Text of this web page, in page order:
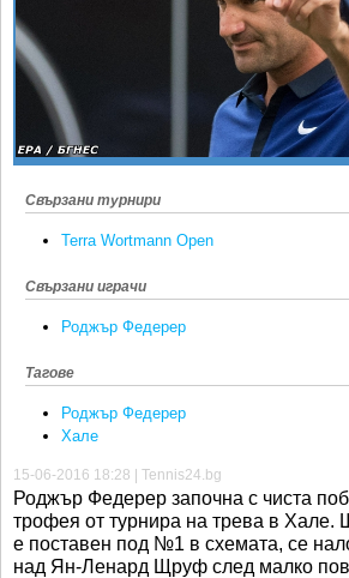
КЛУБОВЕ
БЛОГ
ВИДЕО
РАКЕТНИ
Спорт&Фитнес
Други
Любители
Свързани турнири
Terra Wortmann Open
Свързани играчи
Роджър Федерер
Тагове
Роджър Федерер
Хале
15-06-2016 18:28 | Tennis24.bg
Роджър Федерер започна с чиста
трофея от турнира на трева в Хале.
е поставен под №1 в схемата, се
над Ян-Ленард Щруф след малко